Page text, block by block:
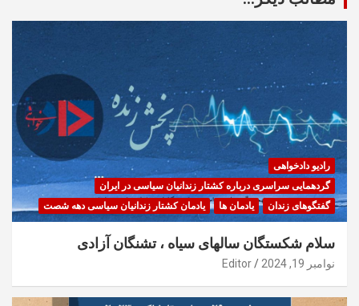
رادیو دادخواهی
گردهمایی سراسری درباره کشتار زندانیان سیاسی در ایران
گفتگوهای زندان
یادمان ها یادمان کشتار زندانیان سیاسی دهه شصت
سلام شکستگان سالهای سیاه ، تشنگان آزادی
نوامبر 19, 2024 Editor